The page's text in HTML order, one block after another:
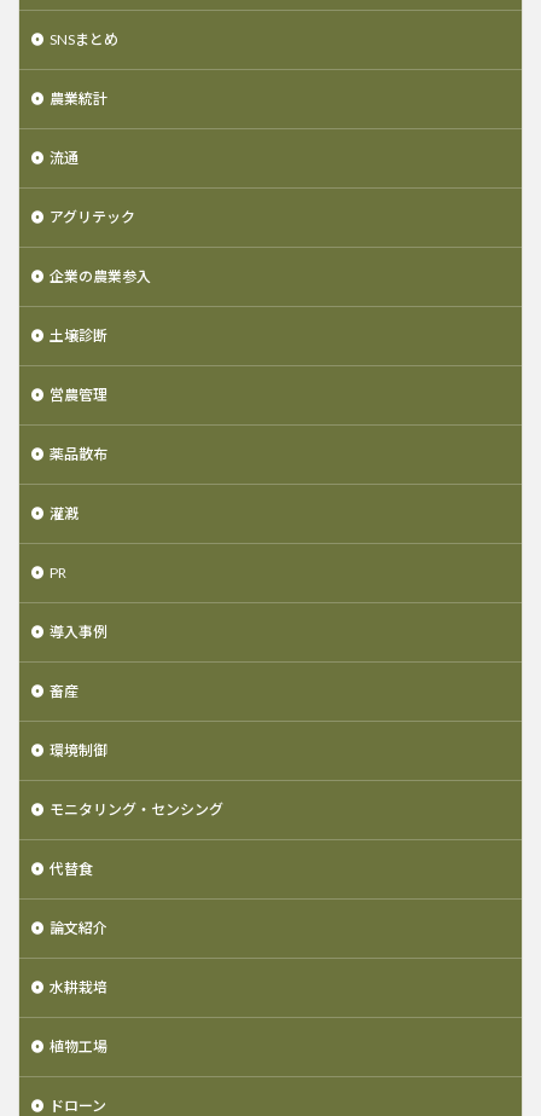
SNSまとめ
農業統計
流通
アグリテック
企業の農業参入
土壌診断
営農管理
薬品散布
灌漑
PR
導入事例
畜産
環境制御
モニタリング・センシング
代替食
論文紹介
水耕栽培
植物工場
ドローン